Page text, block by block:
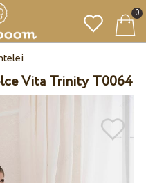
0
Vita Trinity T0064